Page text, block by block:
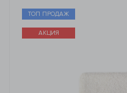
ТОП ПРОДАЖ
АКЦИЯ